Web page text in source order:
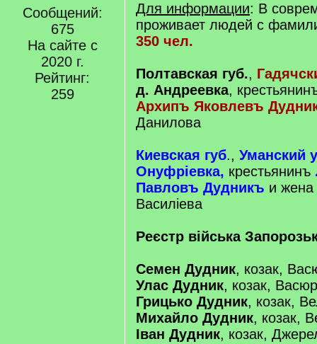
Сообщений:
675
На сайте с
2020 г.
Рейтинг:
259
Для информации: В
проживает людей с
350 чел.
Полтавская губ.,
д. Андреевка,
Архипъ Яковлевъ
Данилова
Киевская губ., Уманский
Онуфрiевка, крестьянинъ
Павловъ Дудникъ и жена
Василiева
Реєстр війська
Семен Дудник, козак,
Улас Дудник, козак,
Грицько Дудник, козак,
Михайло Дудник, козак,
Іван Дудник, козак,